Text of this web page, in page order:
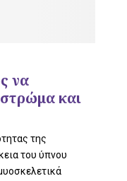
να
στρώμα και
της
του ύπνου